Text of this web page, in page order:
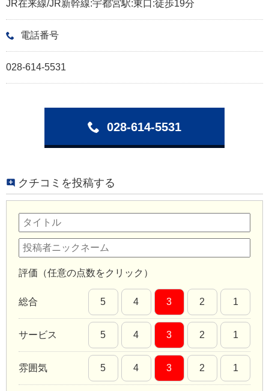
JR在来線/JR新幹線:宇都宮駅:東口:徒歩19分
電話番号
028-614-5531
028-614-5531
クチコミを投稿する
評価（任意の点数をクリック）
総合 5 4 3 2 1
サービス 5 4 3 2 1
雰囲気 5 4 3 2 1